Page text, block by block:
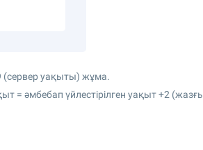
(сервер уақыты) жұма.
әмбебап үйлестірілген уақыт +2